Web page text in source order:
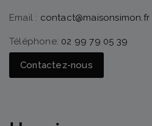
Email : contact@maisonsimon.fr
Téléphone: 02 99 79 05 39
Contactez-nous